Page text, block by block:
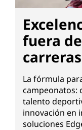
fuera
La fórmula
campeonatos:
talento
innovación en
soluciones